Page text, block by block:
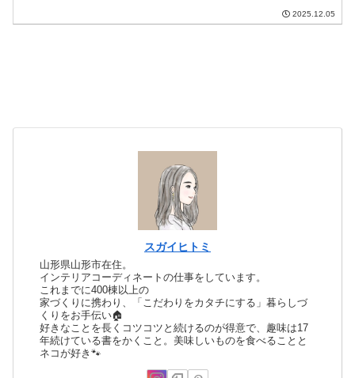
2025.12.05
スガイヒトミ
山形県山形市在住。
インテリアコーディネートの仕事をしています。
これまでに400棟以上の
家づくりに携わり、「こだわりをカタチにする」暮らしづ
くりをお手伝い🏠
好きなことを長くコツコツと続けるのが得意で、趣味は17
年続けている書をかくこと。美味しいものを食べることと
ネコが好き🐾